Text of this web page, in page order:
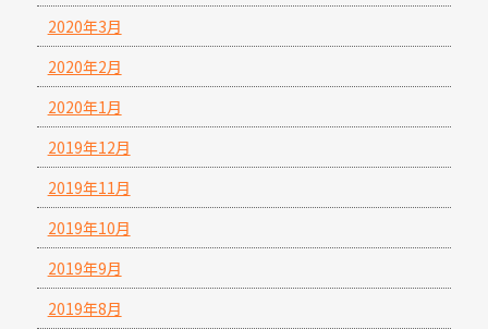
2020年3月
2020年2月
2020年1月
2019年12月
2019年11月
2019年10月
2019年9月
2019年8月